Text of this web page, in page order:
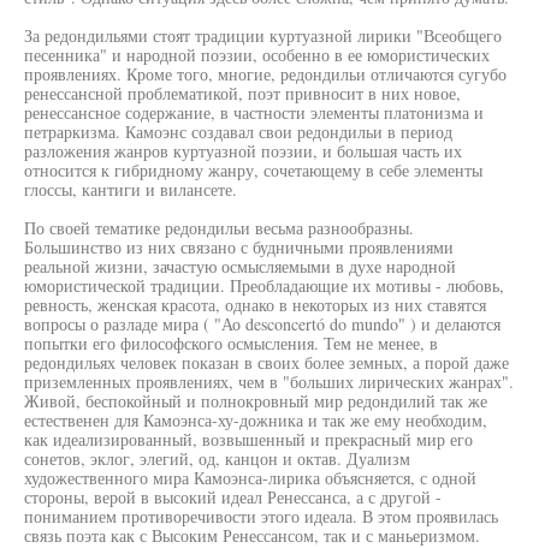
За редондильями стоят традиции куртуазной лирики "Всеобщего
песенника" и народной поэзии, особенно в ее юмористических
проявлениях. Кроме того, многие, редондильи отличаются сугубо
ренессансной проблематикой, поэт привносит в них новое,
ренессансное содержание, в частности элементы платонизма и
петраркизма. Камоэнс создавал свои редондильи в период
разложения жанров куртуазной поэзии, и большая часть их
относится к гибридному жанру, сочетающему в себе элементы
глоссы, кантиги и вилансете.
По своей тематике редондильи весьма разнообразны.
Большинство из них связано с будничными проявлениями
реальной жизни, зачастую осмысляемыми в духе народной
юмористической традиции. Преобладающие их мотивы - любовь,
ревность, женская красота, однако в некоторых из них ставятся
вопросы о разладе мира ( "Ао desconcertó do mundo" ) и делаются
попытки его философского осмысления. Тем не менее, в
редондильях человек показан в своих более земных, а порой даже
приземленных проявлениях, чем в "больших лирических жанрах".
Живой, беспокойный и полнокровный мир редондилий так же
естественен для Камоэнса-ху-дожника и так же ему необходим,
как идеализированный, возвышенный и прекрасный мир его
сонетов, эклог, элегий, од, канцон и октав. Дуализм
художественного мира Камоэнса-лирика объясняется, с одной
стороны, верой в высокий идеал Ренессанса, а с другой -
пониманием противоречивости этого идеала. В этом проявилась
связь поэта как с Высоким Ренессансом, так и с маньеризмом.